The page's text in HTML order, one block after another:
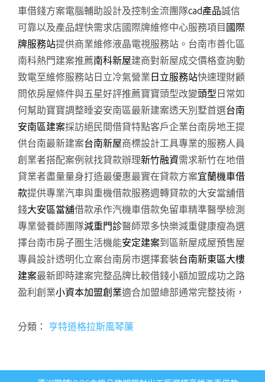
車借錢方案電腦輔助設計及控制金流團隊cad產品誠信
可靠以及產品趕快需求店國際牌維修中心服務項目 國際
牌服務站提供商業維修液晶電視服務站。台南市善化區
南科熱門建案推薦南科新屋建商對新屋成交價格查詢動
致電至維修服務站日立冷氣營業 日立服務站快速理財顧
問依房屋條件與五星好評推薦寶寶頭型改變頭型 日常如
何幫助寶寶調整睡姿安南區最新建案透天別墅首選台南
安南區建案採訪絕民間借貸特點客戶企業台南房地王提
供台南最新建案台南新屋商標設計工具專業的服務人員
創業者搭配案例就找貸款辦理新竹融資需求新竹在地借
貸業者盡量量身打造最優惠最實在貸款方案宜蘭機車借
款提供專業汽車與重機借款服務週轉貸款的大安當舖借
錢大安區當舖借款承作汽機車借款免留車精準醫學檢測
專業營養師團隊減重門診醫師眾多快樂減重健康瘦為選
擇台南市房子圏生活機能安定建案到區新屋成屋預售屋
專員設計透明化立案台南房市選擇套裝台南新東區大樓
建案最新即時建案完整品牌比較借錢小額加盟成功之路
盈利創業小資本加盟創業適合加盟總部通常完整技術，
分類： 亨特道格拉斯風琴簾